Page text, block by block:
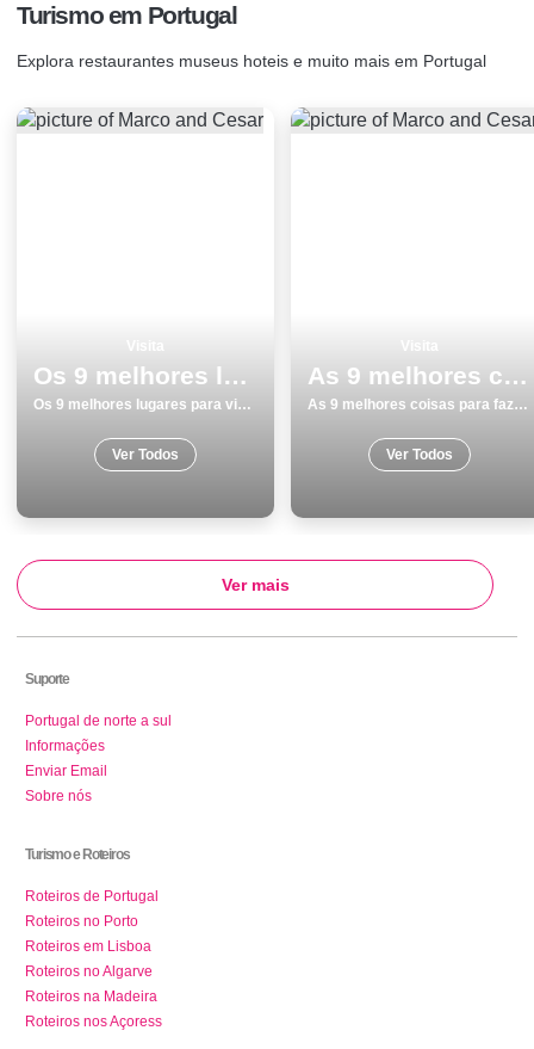
Turismo em Portugal
Explora restaurantes museus hoteis e muito mais em Portugal
Os 9 melhores lugares para visitar em Elvas
Os 9 melhores lugares para visitar em Elvas
Ver Todos
As 9 melhores coisas para fazer e visitar em SetÃºbal
As 9 melhores coisas para fazer e visitar em SetÃºbal
Ver Todos
Ver mais
Suporte
Portugal de norte a sul
Informações
Enviar Email
Sobre nós
Turismo e Roteiros
Roteiros de Portugal
Roteiros no Porto
Roteiros em Lisboa
Roteiros no Algarve
Roteiros na Madeira
Roteiros nos Açoress